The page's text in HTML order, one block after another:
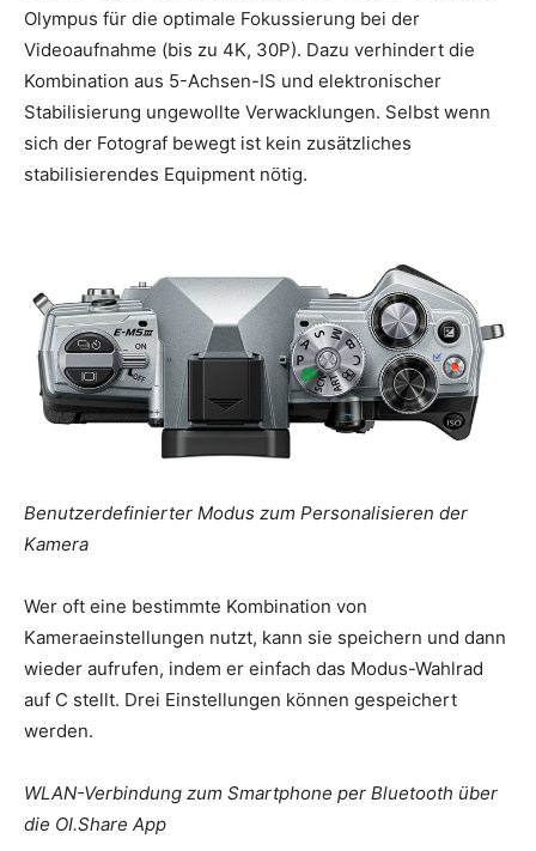
Olympus für die optimale Fokussierung bei der
Videoaufnahme (bis zu 4K, 30P). Dazu verhindert die
Kombination aus 5-Achsen-IS und elektronischer
Stabilisierung ungewollte Verwacklungen. Selbst wenn
sich der Fotograf bewegt ist kein zusätzliches
stabilisierendes Equipment nötig.
Benutzerdefinierter Modus zum Personalisieren der
Kamera
Wer oft eine bestimmte Kombination von
Kameraeinstellungen nutzt, kann sie speichern und dann
wieder aufrufen, indem er einfach das Modus-Wahlrad
auf C stellt. Drei Einstellungen können gespeichert
werden.
WLAN-Verbindung zum Smartphone per Bluetooth über
die OI.Share App